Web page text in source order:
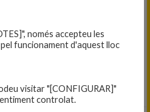
64-71
CAMPDEVÀNOL
només accepteu les
funcionament d'aquest lloc
visitar "[CONFIGURAR]"
controlat.